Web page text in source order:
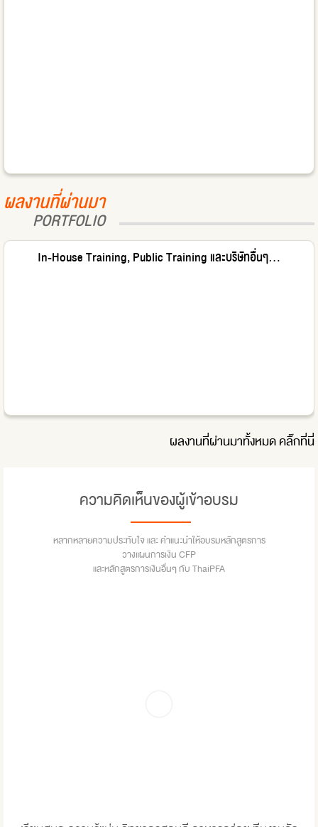
ผลงานที่ผ่านมา
PORTFOLIO
In-House Training, Public Training และบริษัทอื่นๆ...
ผลงานที่ผ่านมาทั้งหมดคลิ๊กที่นี่
ความคิดเห็นของผู้เข้าอบรม
หลากหลายความประทับใจ และ คำแนะนำให้อบรมหลักสูตรการ
วางแผนการเงิน CFP
และหลักสูตรการเงินอื่นๆ กับ ThaiPFA